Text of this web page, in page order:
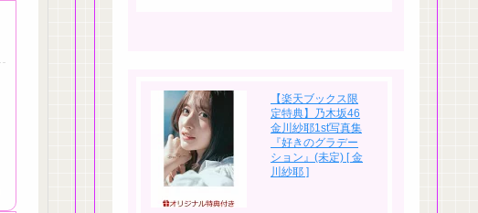
【楽天ブックス限
定特典】乃木坂46
金川紗耶1st写真集
『好きのグラデー
ション』(未定) [ 金
川紗耶 ]